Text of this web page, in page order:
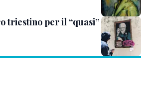
triestino per il “quasi”